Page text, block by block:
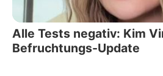
Alle Tests negativ: Kim
Befruchtungs-Update